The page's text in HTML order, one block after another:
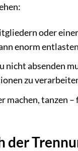
oder
enorm
nicht absenden
zu
machen, tanzen
der